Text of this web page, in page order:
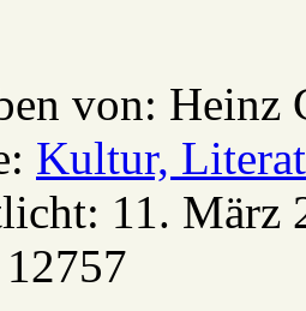
von: Heinz
Kultur,
11. März